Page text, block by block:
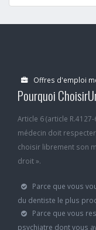
Offres d'emploi
Pourquoi
Article 6 (article
médecin doit
choisir librement son
droit ».
Parce que vous
du dentiste le plus
Parce que vous
psychiatre dont vous